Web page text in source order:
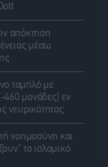
απόκτηση
μέσω
ταμπλό με
460 μονάδες) εν
νευρικότητας
νοημοσύνη και
το ισλαμικό